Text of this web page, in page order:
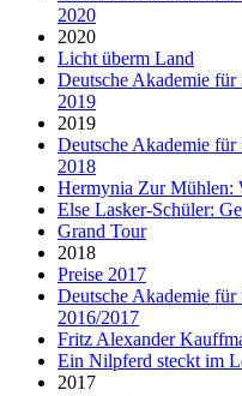
2020
2020
Licht überm Land
Deutsche Akademie für
2019
2019
Deutsche Akademie für
2018
Hermynia Zur Mühlen:
Else Lasker-Schüler:
Grand Tour
2018
Preise 2017
Deutsche Akademie für
2016/2017
Fritz Alexander
Ein Nilpferd steckt im
2017